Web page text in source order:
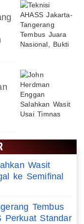
Wasit
ke Semifinal
Tembus
Perkuat Standar